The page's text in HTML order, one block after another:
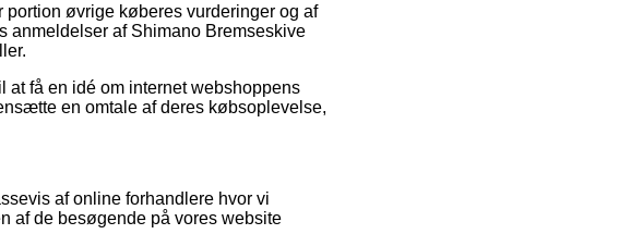
øvrige køberes vurderinger og af
af Shimano Bremseskive
få en idé om internet webshoppens
en omtale af deres købsoplevelse,
af online forhandlere hvor vi
af de besøgende på vores website